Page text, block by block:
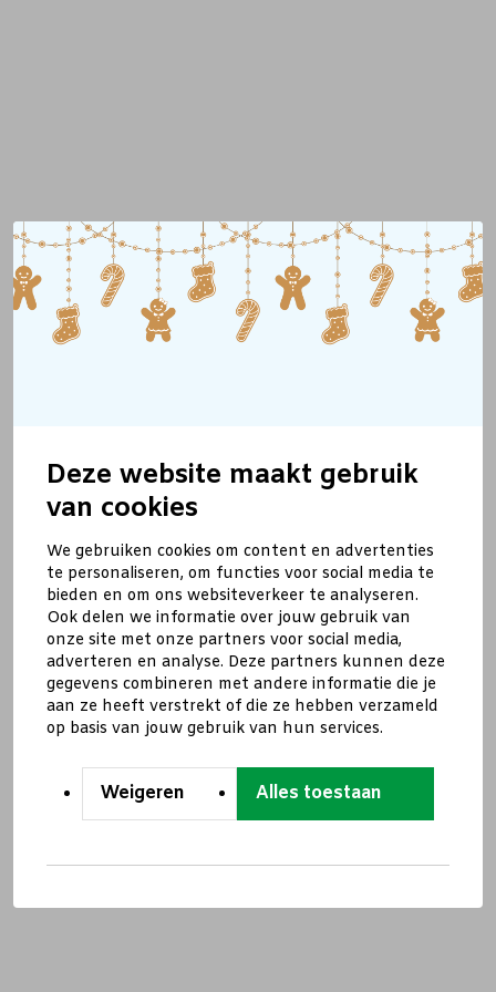
Deze website maakt gebruik
van cookies
We gebruiken cookies om content en advertenties
te personaliseren, om functies voor social media te
bieden en om ons websiteverkeer te analyseren.
Ook delen we informatie over jouw gebruik van
onze site met onze partners voor social media,
adverteren en analyse. Deze partners kunnen deze
gegevens combineren met andere informatie die je
aan ze heeft verstrekt of die ze hebben verzameld
op basis van jouw gebruik van hun services.
Weigeren Alles toestaan